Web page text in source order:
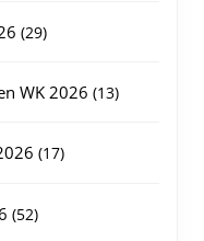
2929
WK 2026 1313
1717
5252